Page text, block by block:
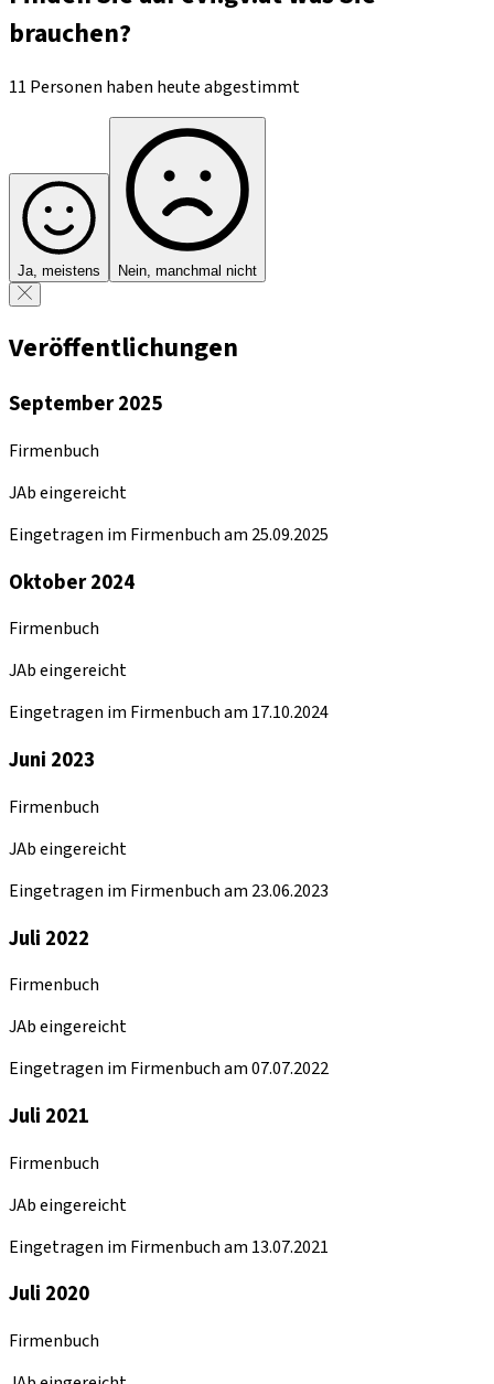
brauchen?
11 Personen haben heute abgestimmt
Ja, meistens Nein, manchmal nicht
Veröffentlichungen
September 2025
Firmenbuch
JAb eingereicht
Eingetragen im Firmenbuch am 25.09.2025
Oktober 2024
Firmenbuch
JAb eingereicht
Eingetragen im Firmenbuch am 17.10.2024
Juni 2023
Firmenbuch
JAb eingereicht
Eingetragen im Firmenbuch am 23.06.2023
Juli 2022
Firmenbuch
JAb eingereicht
Eingetragen im Firmenbuch am 07.07.2022
Juli 2021
Firmenbuch
JAb eingereicht
Eingetragen im Firmenbuch am 13.07.2021
Juli 2020
Firmenbuch